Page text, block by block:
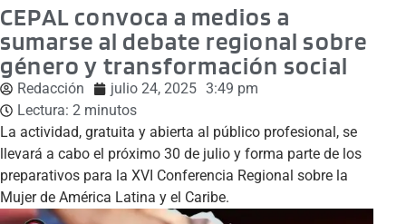
CEPAL convoca a medios a
sumarse al debate regional sobre
género y transformación social
Redacción julio 24, 2025 3:49 pm
Lectura: 2 minutos
La actividad, gratuita y abierta al público profesional, se
llevará a cabo el próximo 30 de julio y forma parte de los
preparativos para la XVI Conferencia Regional sobre la
Mujer de América Latina y el Caribe.